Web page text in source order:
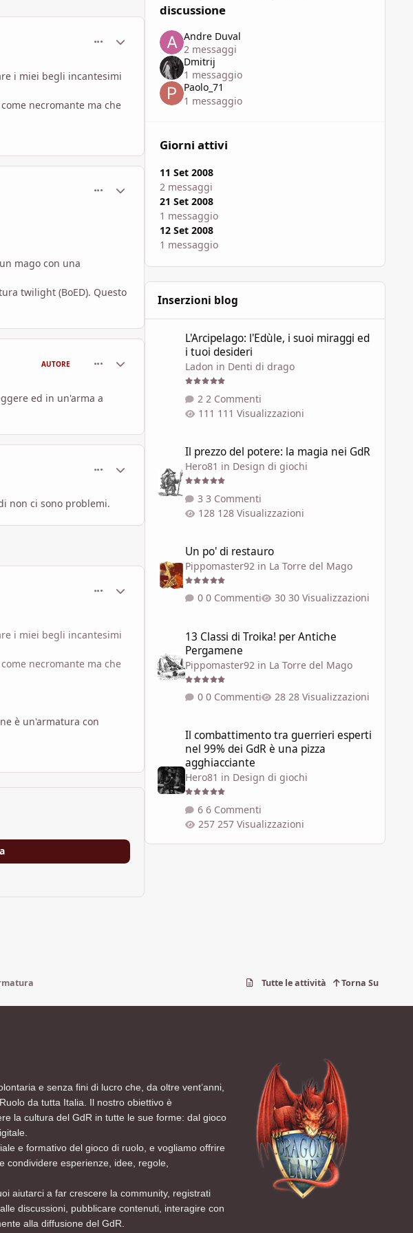
comment_451478
Statistiche Autore
i miei begli incantesimi
necromante ma che
comment_451483
Statistiche Autore
mago con una
twilight (BoED). Questo
AUTORE Statistiche Autore
ed in un'arma a
Statistiche Autore
non ci sono problemi.
comment_451538
Statistiche Autore
i miei begli incantesimi
necromante ma che
è un'armatura con
discussione
Andre Duval
2 messaggi
Dmitrij
1 messaggio
Paolo_71
1 messaggio
Giorni attivi
11 Set 2008
2 messaggi
21 Set 2008
1 messaggio
12 Set 2008
1 messaggio
Inserzioni blog
L'Arcipelago: l'Edùle, i suoi miraggi ed i tuoi desideri
L'Arcipelago: l'Edùle, i suoi miraggi ed
i tuoi desideri
Ladon in Denti di drago
2 Commenti
111 Visualizzazioni
Il prezzo del potere: la magia nei GdR
Hero81 in Design di giochi
3 Commenti
128 Visualizzazioni
Un po' di restauro
Pippomaster92in La Torre del Mago
0 Commenti 30 Visualizzazioni
13 Classi di Troika! per Antiche
Pergamene
Pippomaster92 in La Torre del Mago
0 Commenti 28 Visualizzazioni
Il combattimento tra guerrieri esperti
nel 99% dei GdR è una pizza
agghiacciante
Hero81 in Design di giochi
6 Commenti
257 Visualizzazioni
Tutte le attività Torna Su
e senza fini di lucro che, da oltre vent’anni,
da tutta Italia. Il nostro obiettivo è
la cultura del GdR in tutte le sue forme: dal gioco
e formativo del gioco di ruolo, e vogliamo offrire
condividere esperienze, idee, regole,
aiutarci a far crescere la community, registrati
discussioni, pubblicare contenuti, interagire con
alla diffusione del GdR.